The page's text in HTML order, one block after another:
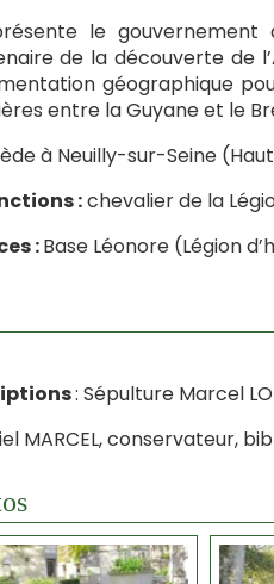
le
de la découverte de
géographique
entre la Guyane et le
à Neuilly-sur-Seine
:chevalier de la
:Base Léonore (Légion
: Sépulture Marcel
MARCEL, conservateur,